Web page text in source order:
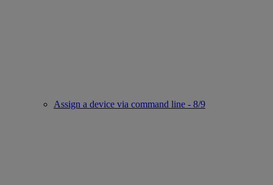
Assign a device via command line - 8/9